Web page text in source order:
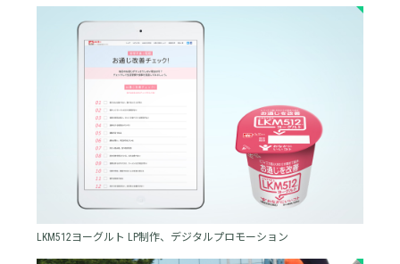
LKM512ヨーグルト LP制作、デジタルプロモーション